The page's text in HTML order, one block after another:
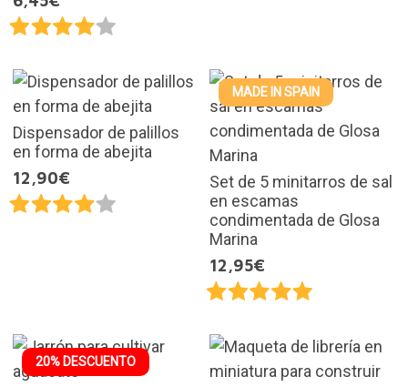
Dispensador de palillos
en forma de abejita
12,90€
MADE IN SPAIN
Set de 5 minitarros de sal
en escamas
condimentada de Glosa
Marina
12,95€
20% DESCUENTO